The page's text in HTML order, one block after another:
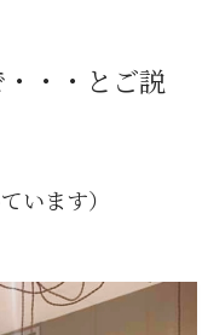
・・とご説
います）